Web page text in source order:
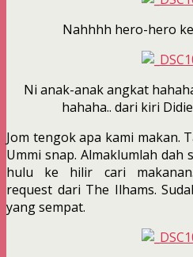
Nahhhh hero-hero
Ni anak-anak angkat
hahaha.. dari kiri
Jom tengok apa kami makan.
Ummi snap. Almaklumlah dah
hulu ke hilir cari makanan.
request dari The Ilhams.
yang sempat.